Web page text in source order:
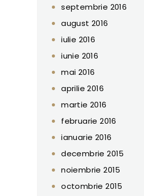
septembrie 2016
august 2016
iulie 2016
iunie 2016
mai 2016
aprilie 2016
martie 2016
februarie 2016
ianuarie 2016
decembrie 2015
noiembrie 2015
octombrie 2015